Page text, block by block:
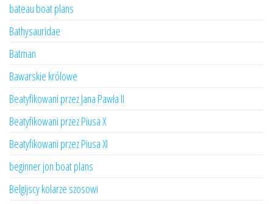
bateau boat plans
Bathysauridae
Batman
Bawarskie królowe
Beatyfikowani przez Jana Pawła II
Beatyfikowani przez Piusa X
Beatyfikowani przez Piusa XI
beginner jon boat plans
Belgijscy kolarze szosowi